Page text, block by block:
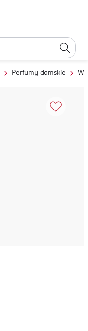
Perfumy damskie